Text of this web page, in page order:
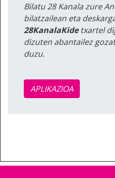
Bilatu 28 Kanala zure
bilatzailean eta
28KanalaKidetxartel
dizuten abantailez
duzu.
APLIKAZIOA